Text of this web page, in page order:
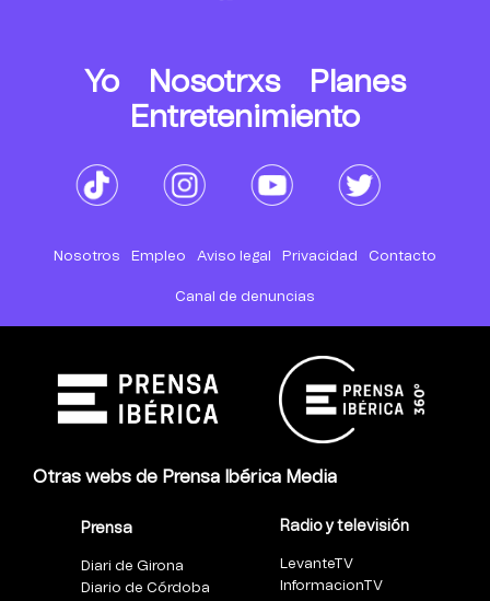
Yo Nosotrxs
Planes
Entretenimiento
Nosotros Empleo Aviso legal Privacidad Contacto
Canal de denuncias
Otras webs de Prensa Ibérica Media
Prensa
Diari de Girona
Diario de Córdoba
Radio y televisión
LevanteTV
InformacionTV